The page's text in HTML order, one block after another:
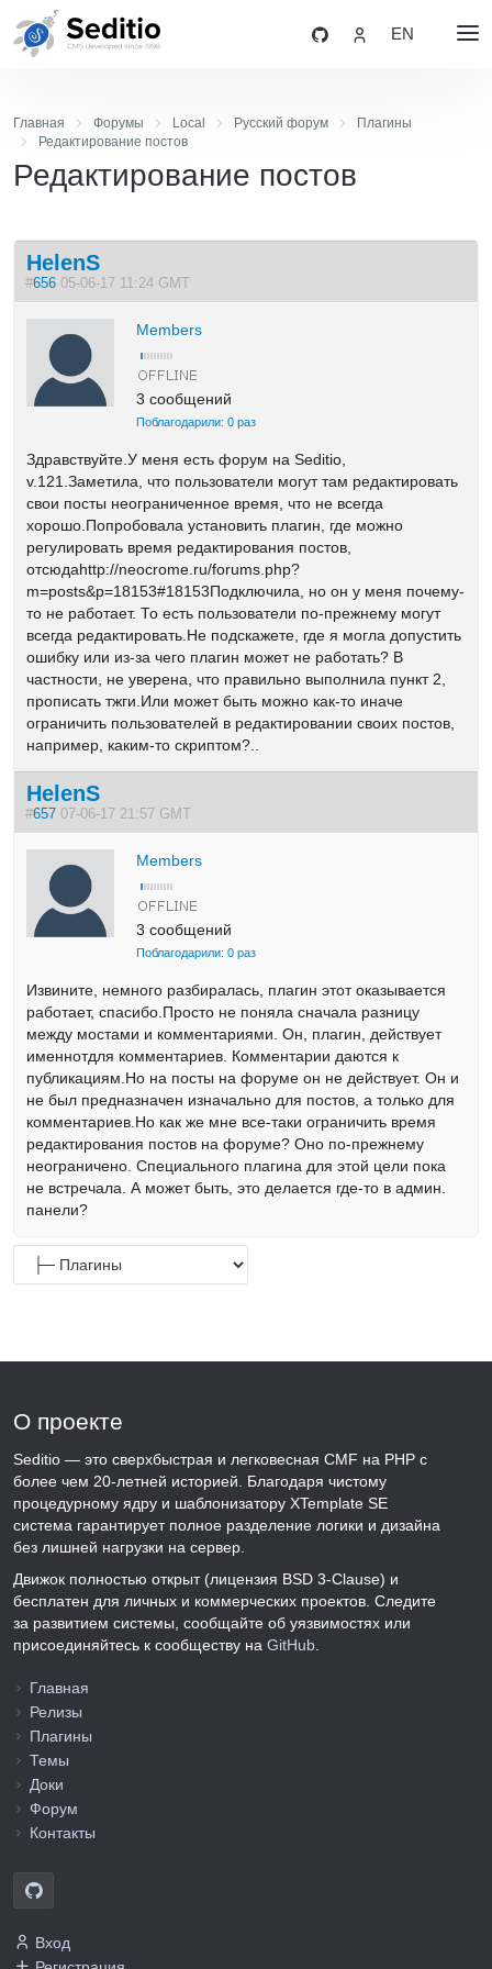
EN
Главная Форумы Local Русский форум
Плагины
Редактирование постов
Редактирование постов
HelenS
#656 05-06-17 11:24 GMT
Members
3 сообщений
Поблагодарили: 0 раз
Здравствуйте.У меня есть форум на Seditio,
v.121.Заметила, что пользователи могут там редактировать
свои посты неограниченное время, что не всегда
хорошо.Попробовала установить плагин, где можно
регулировать время редактирования постов,
отсюдаhttp://neocrome.ru/forums.php?
m=posts&p=18153#18153Подключила, но он у меня почему-
то не работает. То есть пользователи по-прежнему могут
всегда редактировать.Не подскажете, где я могла допустить
ошибку или из-за чего плагин может не работать? В
частности, не уверена, что правильно выполнила пункт 2,
прописать тжги.Или может быть можно как-то иначе
ограничить пользователей в редактировании своих постов,
например, каким-то скриптом?..
HelenS
#657 07-06-17 21:57 GMT
Members
3 сообщений
Поблагодарили: 0 раз
Извините, немного разбиралась, плагин этот оказывается
работает, спасибо.Просто не поняла сначала разницу
между мостами и комментариями. Он, плагин, действует
именнотдля комментариев. Комментарии даются к
публикациям.Но на посты на форуме он не действует. Он и
не был предназначен изначально для постов, а только для
комментариев.Но как же мне все-таки ограничить время
редактирования постов на форуме? Оно по-прежнему
неограничено. Специального плагина для этой цели пока
не встречала. А может быть, это делается где-то в админ.
панели?
О проекте
Seditio — это сверхбыстрая и легковесная CMF на PHP с
более чем 20-летней историей. Благодаря чистому
процедурному ядру и шаблонизатору XTemplate SE
система гарантирует полное разделение логики и дизайна
без лишней нагрузки на сервер.
Движок полностью открыт (лицензия BSD 3-Clause) и
бесплатен для личных и коммерческих проектов. Следите
за развитием системы, сообщайте об уязвимостях или
присоединяйтесь к сообществу на GitHub
Главная
Релизы
Плагины
Темы
Доки
Форум
Контакты
Вход